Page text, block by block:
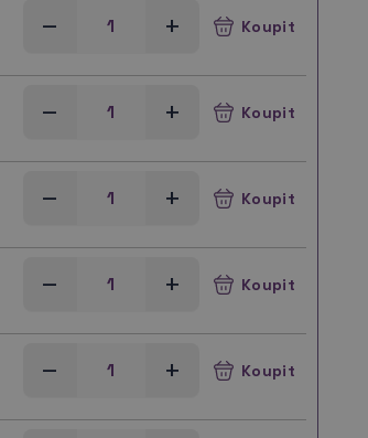
+
–
+
–
+
–
+
–
+
–